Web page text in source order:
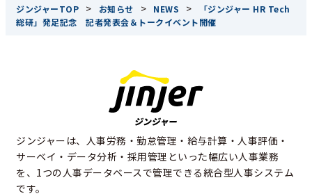
ジンジャーTOP > お知らせ > NEWS >
「ジンジャー HR Tech
総研」発足記念 記者発表会＆トークイベント開催
ジンジャーは、人事労務・勤怠管理・給与計算・人事評価・
サーベイ・データ分析・採用管理といった幅広い人事業務
を、1つの人事データベースで管理できる統合型人事システム
です。